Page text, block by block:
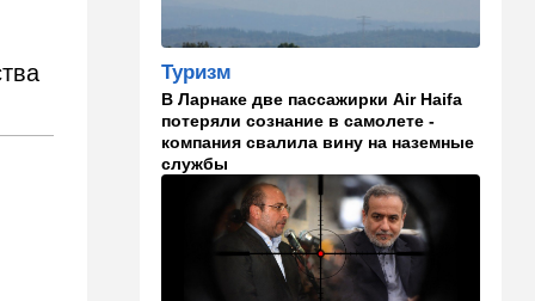
проливу почти
договорились, но Израиль и
США могут сорвать
соглашение
21:39 Мнения
Марокканские военные
копируют опыт израильских
коллег
Выборы в Израиле
От Нетаниягу - к Либерману:
Туризм
В Ларнаке две пассажирки Air Haifa
потеряли сознание в самолете -
компания свалила вину на наземные
службы